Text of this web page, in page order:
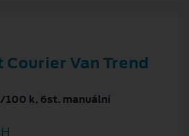
Courier Van Trend
100 k, 6st. manuální